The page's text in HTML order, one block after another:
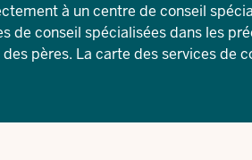
à un centre de conseil
de conseil spécialisées dans les
pères. La carte des services de